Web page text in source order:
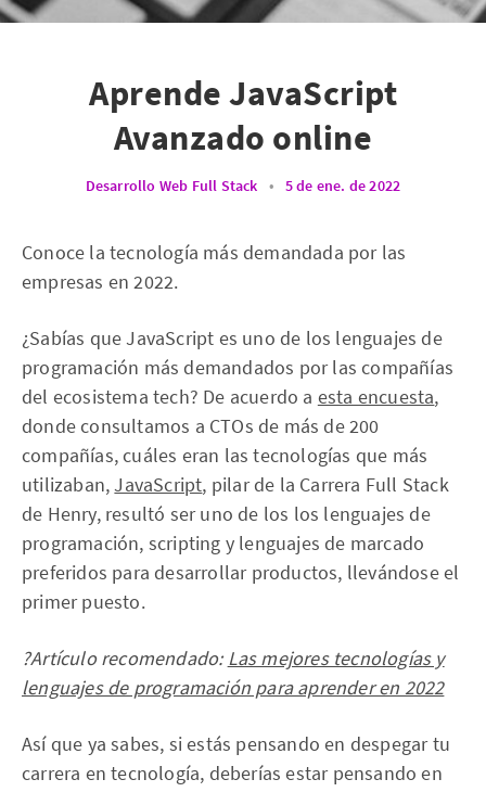
Aprende JavaScript
Avanzado online
Desarrollo Web Full Stack • 5 de ene. de 2022
Conoce la tecnología más demandada por las
empresas en 2022.
¿Sabías que JavaScript es uno de los lenguajes de
programación más demandados por las compañías
del ecosistema tech? De acuerdo a esta encuesta,
donde consultamos a CTOs de más de 200
compañías, cuáles eran las tecnologías que más
utilizaban,JavaScript, pilar de la Carrera Full Stack
de Henry, resultó ser uno de los los lenguajes de
programación, scripting y lenguajes de marcado
preferidos para desarrollar productos, llevándose el
primer puesto.
?Artículo recomendado:Las mejores tecnologías y
lenguajes de programación para aprender en 2022
Así que ya sabes, si estás pensando en despegar tu
carrera en tecnología, deberías estar pensando en